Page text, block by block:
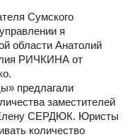
Сумского
я
области Анатолий
РИЧКИНА от
предлагали
заместителей
Елену СЕРДЮК. Юристы
количество